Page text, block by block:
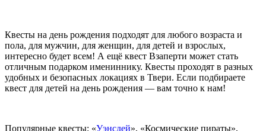
Квесты на день рождения подходят для любого возраста и
пола, для мужчин, для женщин, для детей и взрослых,
интересно будет всем! А ещё квест Взаперти может стать
отличным подарком имениннику. Квесты проходят в разных
удобных и безопасных локациях в Твери. Если подбираете
квест для детей на день рождения — вам точно к нам!
Популярные квесты: «Уэнсдей», «Космические пираты»,